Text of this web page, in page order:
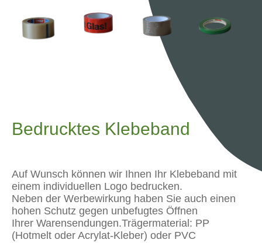
Bedrucktes Klebeband
Auf Wunsch können wir Ihnen Ihr Klebeband mit
einem individuellen Logo bedrucken.
Neben der Werbewirkung haben Sie auch einen
hohen Schutz gegen unbefugtes Öffnen
Ihrer Warensendungen.Trägermaterial: PP
(Hotmelt oder Acrylat-Kleber) oder PVC